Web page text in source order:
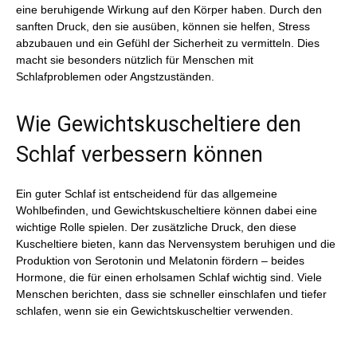
eine beruhigende Wirkung auf den Körper haben. Durch den
sanften Druck, den sie ausüben, können sie helfen, Stress
abzubauen und ein Gefühl der Sicherheit zu vermitteln. Dies
macht sie besonders nützlich für Menschen mit
Schlafproblemen oder Angstzuständen.
Wie Gewichtskuscheltiere den
Schlaf verbessern können
Ein guter Schlaf ist entscheidend für das allgemeine
Wohlbefinden, und Gewichtskuscheltiere können dabei eine
wichtige Rolle spielen. Der zusätzliche Druck, den diese
Kuscheltiere bieten, kann das Nervensystem beruhigen und die
Produktion von Serotonin und Melatonin fördern – beides
Hormone, die für einen erholsamen Schlaf wichtig sind. Viele
Menschen berichten, dass sie schneller einschlafen und tiefer
schlafen, wenn sie ein Gewichtskuscheltier verwenden.